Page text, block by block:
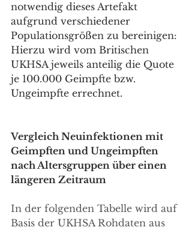
notwendig dieses Artefakt
aufgrund verschiedener
Populationsgrößen zu bereinigen:
Hierzu wird vom Britischen
UKHSA jeweils anteilig die Quote
je 100.000 Geimpfte bzw.
Ungeimpfte errechnet.
Vergleich Neuinfektionen mit
Geimpften und Ungeimpften
nach Altersgruppen über einen
längeren Zeitraum
In der folgenden Tabelle wird auf
Basis der UKHSA Rohdaten aus